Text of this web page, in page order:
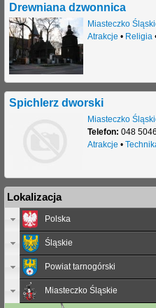
Drewniana dzwonnica
Miasteczko
Atrakcje • Religia
Spichlerz dworski
Miasteczko
Telefon: 048
Atrakcje •
Lokalizacja
Polska
Śląskie
Powiat tarnogórski
Miasteczko Śląskie